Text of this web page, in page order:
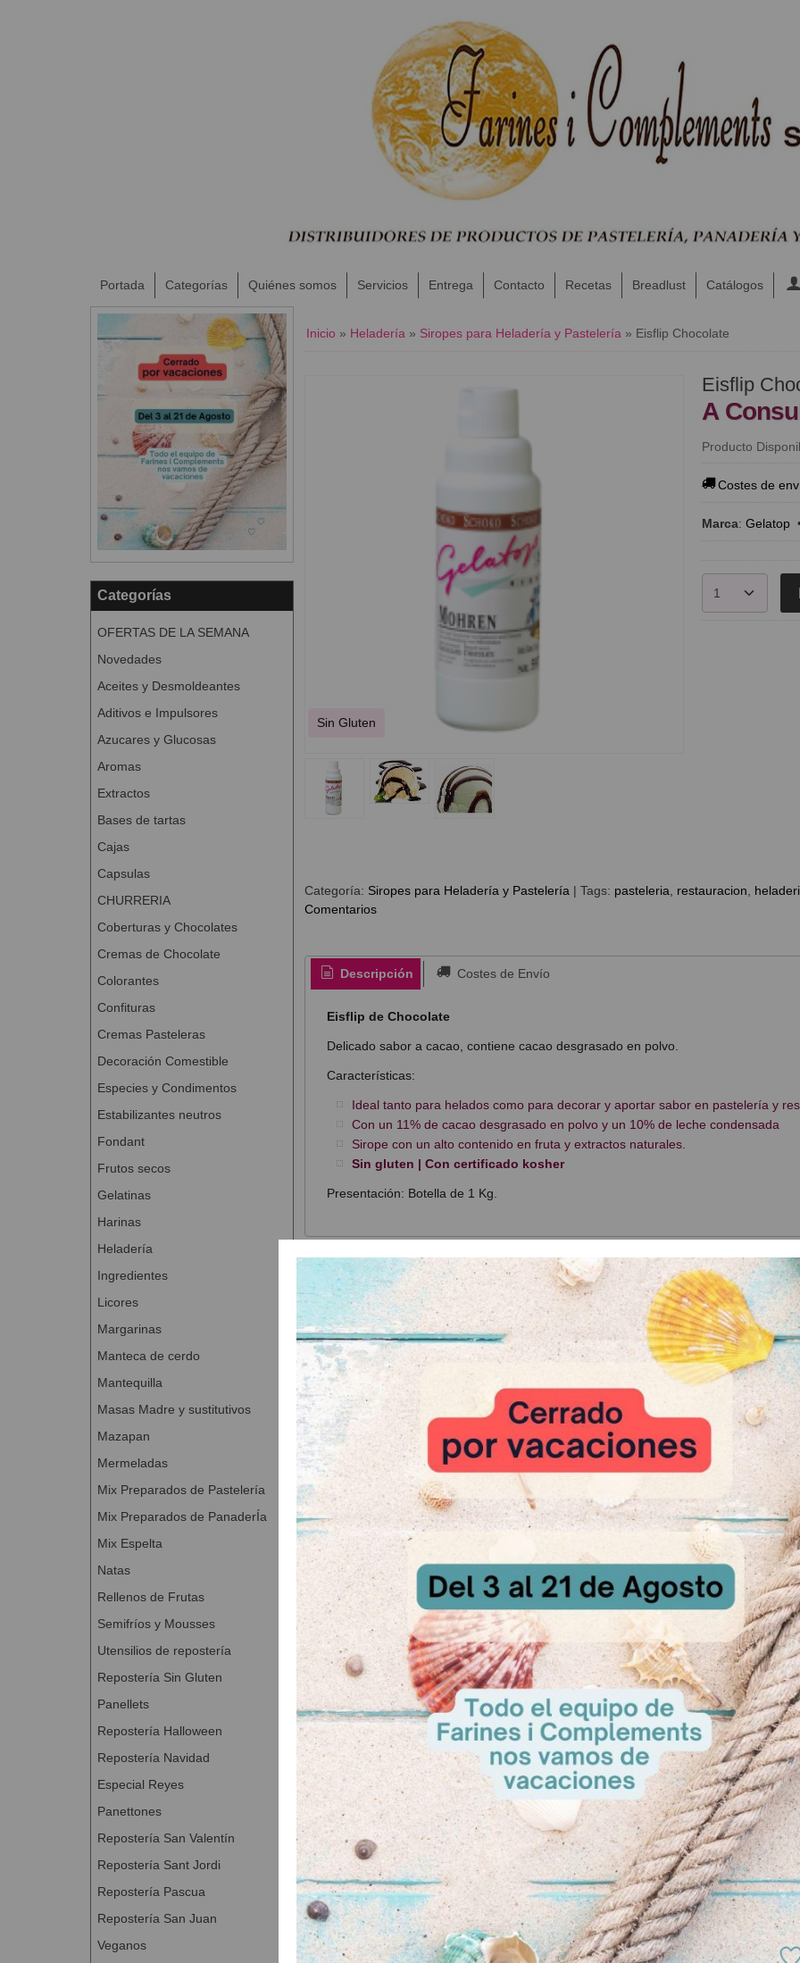
Portada Categorías Quiénes somos Servicios Entrega Contacto Recetas Breadlust Catálogos
Categorías
OFERTAS DE LA SEMANA
Novedades
Aceites y Desmoldeantes
Aditivos e Impulsores
Azucares y Glucosas
Aromas
Extractos
Bases de tartas
Cajas
Capsulas
CHURRERIA
Coberturas y Chocolates
Cremas de Chocolate
Colorantes
Confituras
Cremas Pasteleras
Decoración Comestible
Especies y Condimentos
Estabilizantes neutros
Fondant
Frutos secos
Gelatinas
Harinas
Heladería
Ingredientes
Licores
Margarinas
Manteca de cerdo
Mantequilla
Masas Madre y sustitutivos
Mazapan
Mermeladas
Mix Preparados de Pastelería
Mix Preparados de PanaderÍa
Mix Espelta
Natas
Rellenos de Frutas
Semifríos y Mousses
Utensilios de repostería
Repostería Sin Gluten
Panellets
Repostería Halloween
Repostería Navidad
Especial Reyes
Panettones
Repostería San Valentín
Repostería Sant Jordi
Repostería Pascua
Repostería San Juan
Veganos
Inicio » Heladería » Siropes para Heladería y Pastelería » Eisflip Chocolate
Sin Gluten
Eisflip
A
Producto
Costes de
Marca: Gelatop
Categoría: Siropes para Heladería y Pastelería | Tags: pasteleria restauracion
Comentarios
Descripción Costes de Envío
Eisflip de Chocolate
Delicado sabor a cacao, contiene cacao desgrasado en polvo.
Características:
Ideal tanto para helados como para decorar y aportar sabor en pastelería y
Con un 11% de cacao desgrasado en polvo y un 10% de leche condensada
Sirope con un alto contenido en fruta y extractos naturales.
Sin gluten | Con certificado kosher
Presentación: Botella de 1 Kg.
Productos Relacionados
Azúcar Lustre
A Consultar
-10 %
Zeylon
Aromapaste de
A